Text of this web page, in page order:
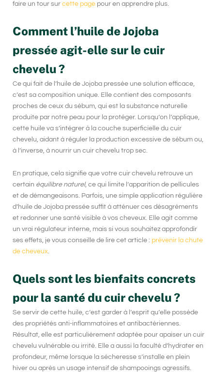
faire un tour sur cette page pour en apprendre plus.
Comment l’huile de Jojoba
pressée agit-elle sur le cuir
chevelu ?
Ce qui fait de l’huile de Jojoba pressée une solution efficace,
c’est sa composition unique. Elle contient des composants
proches de ceux du sébum, qui est la substance naturelle
produite par notre peau pour la protéger. Lorsqu’on l’applique,
cette huile va s’intégrer à la couche superficielle du cuir
chevelu, aidant à réguler la production excessive de sébum ou,
à l’inverse, à nourrir un cuir chevelu trop sec.
En pratique, cela signifie que votre cuir chevelu retrouve un
certain équilibre naturel, ce qui limite l’apparition de pellicules
et de démangeaisons. Parfois, une simple application régulière
d’huile de Jojoba pressée suffit à atténuer ces désagréments
et redonner une santé visible à vos cheveux. Elle agit comme
un vrai régulateur interne, mais si vous souhaitez approfondir
ses effets, je vous conseille de lire cet article : prévenir la chute
de cheveux.
Quels sont les bienfaits concrets
pour la santé du cuir chevelu ?
Se servir de cette huile, c’est garder à l’esprit qu’elle possède
des propriétés anti-inflammatoires et antibactériennes.
Résultat, elle est particulièrement adaptée pour apaiser un cuir
chevelu vulnérable ou irrité. Elle a aussi la faculté d’hydrater en
profondeur, même lorsque la sécheresse s’installe en plein
hiver ou après un usage intensif de shampooings agressifs.